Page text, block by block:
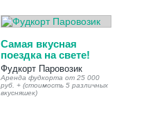
Самая вкусная
поездка на свете!
Фудкорт Паровозик
Аренда фудкорта от 25 000
руб. + (стоимость 5 различных
вкусняшек)